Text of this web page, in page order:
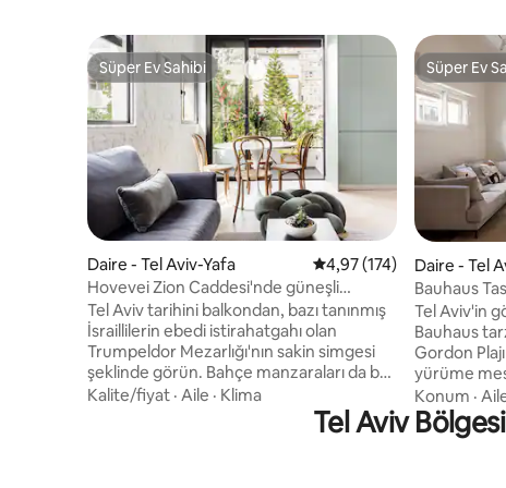
Süper Ev Sahibi
Süper Ev Sahibi
Daire - Tel Aviv-Yafa 5 üzerinden ortalama
4,97 (174)
Hovevei Zion Caddesi'nde güneşli
balkonlu butik daire
Tel Aviv tarihini balkondan, bazı tanınmış
İsraillilerin ebedi istirahatgahı olan
Trumpeldor Mezarlığı'nın sakin simgesi
şeklinde görün. Bahçe manzaraları da bol
ve yerel sanatçılar ve tasarımcılar
Kalite/fiyat · Aile · Klima
Süper Ev
Süper Ev
Daire - Tel
Bauhaus
Dizengoff +
Tel Aviv'in
Bauhaus
Gordon
yürüme
kendine
aileler veya
mükemmel. Ünlü Dizengoff caddesinin
Konum ·
Tel Aviv